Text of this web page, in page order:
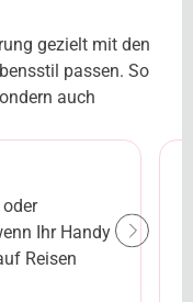
gezielt mit den
passen. So
auch
Ihr Handy
Reisen